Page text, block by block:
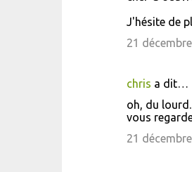
J'hésite de
21
chris a dit…
oh, du
vous
21